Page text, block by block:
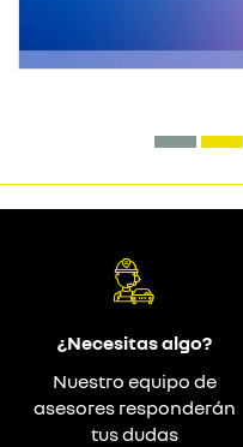
¿Necesitas algo?
Nuestro equipo de
asesores responderán
tus dudas